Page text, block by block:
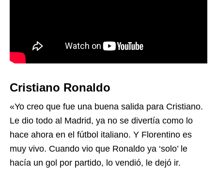
Cristiano Ronaldo
«Yo creo que fue una buena salida para Cristiano.
Le dio todo al Madrid, ya no se divertía como lo
hace ahora en el fútbol italiano. Y Florentino es
muy vivo. Cuando vio que Ronaldo ya ‘solo’ le
hacía un gol por partido, lo vendió, le dejó ir.